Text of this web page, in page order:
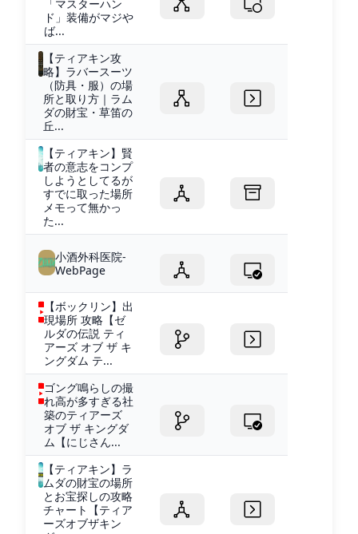
「マスターハン
ド」装備がマジや
ば...
【ティアキン攻
略】ラバースーツ
（防具・服）の場
所と取り方｜ラム
ダの財宝・草笛の
丘...
【ティアキン】賢
者の意志をコンプ
しようとしてるが
すでに取った場所
メモって無かっ
た...
小酒外科医院-
WebPage
【ボックリン】出
現場所 攻略【ゼ
ルダの伝説 ティ
アーズ オブ ザ キ
ングダム テ...
ゴング鳴らしの撮
れ高が多すぎる社
築のティアーズ
オブ ザ キングダ
ム【にじさん...
【ティアキン】ラ
ムダの財宝の場所
とお宝探しの攻略
チャート【ティア
ーズオブザキン